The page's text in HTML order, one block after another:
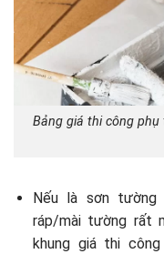
Bảng giá thi công
Nếu là sơn
ráp/mài tường rất
khung giá thi